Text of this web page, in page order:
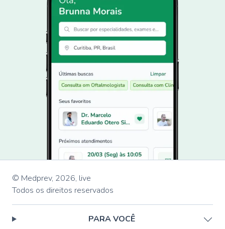
© Medprev, 2026, live
Todos os direitos reservados
PARA VOCÊ